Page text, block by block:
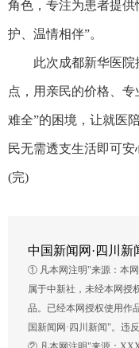
角色，专注为患者提
护、温情相伴”。
此次成都新华医院
点，用亲民的价格、
难全”的困境，让就医
民无需透支生活即可安
(完)
中国新闻网·四川新
① 凡本网注明"来源：本
属于中新社，未经本网授
品。已经本网授权使用作
国新闻网·四川新闻"。违